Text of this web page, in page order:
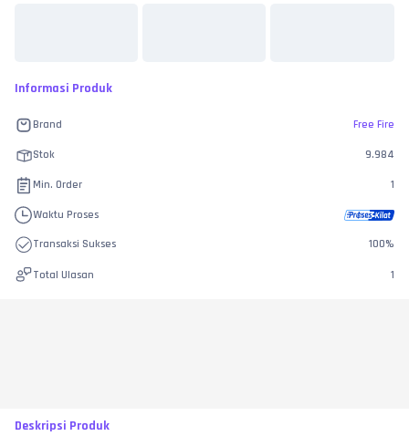
Informasi Produk
Brand Free Fire
Stok 9.984
Min. Order 1
Waktu Proses
Transaksi Sukses 100%
Total Ulasan 1
Deskripsi Produk